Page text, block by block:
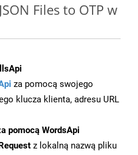
Files to OTP w
za pomocą swojego
klucza klienta, adresu URL
pomocą WordsApi
z lokalną nazwą pliku